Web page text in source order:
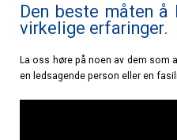
Den beste måten
virkelige erfaringer.
La oss høre på noen av dem som
en ledsagende person eller en